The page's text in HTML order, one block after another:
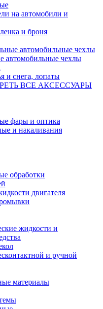
на автомобили и
и броня
автомобильные чехлы
автомобильные чехлы
и снега, лопаты
ВСЕ АКСЕССУАРЫ
фары и оптика
и накаливания
обработки
двигателя
жидкости и
и ручной
материалы